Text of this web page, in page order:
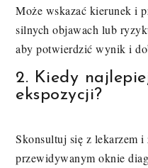
Może wskazać kierunek i
silnych objawach lub
aby potwierdzić wynik i
2. Kiedy
ekspozycji?
Skonsultuj się z lekarzem i
przewidywanym oknie